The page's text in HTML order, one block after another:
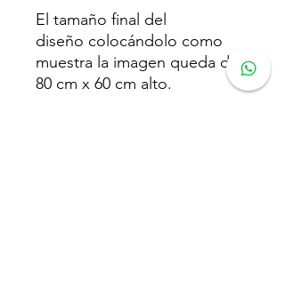
El tamaño final del
diseño colocándolo como
muestra la imagen queda de
80 cm x 60 cm alto.